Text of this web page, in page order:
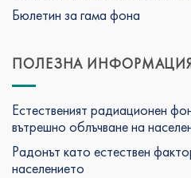
Бюлетин за гама фона
ПОЛЕЗНА
Естественият радиационен
вътрешно облъчване на
Радонът като естествен
населението